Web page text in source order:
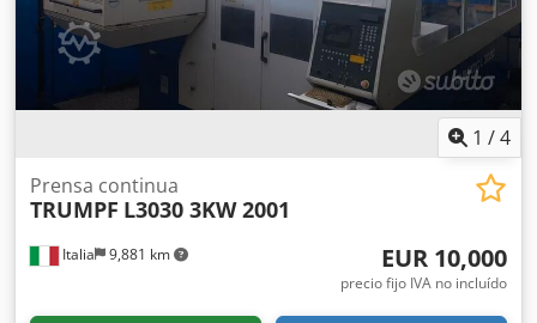
detalles. Chodjzl Dvqopfx Akboa • Distancia entre
bastidores: 2700 mm • Recorrido máximo: 200 mm •
Número de ejes: 8 (Y1, Y2, X1, X2, R1, R2, Z1, Z2) • Tensión:
400/415 V • Frecuencia: 50 Hz • Corriente nominal: 199 A •
Número de fases: 3 • Potencia instalada: 9 kW • Nivel de
1 /4
Italia 9,881 km
Prensa continua
TRUMPF L3030 3KW 2001
EUR 10,000
precio fijo IVA no incluído